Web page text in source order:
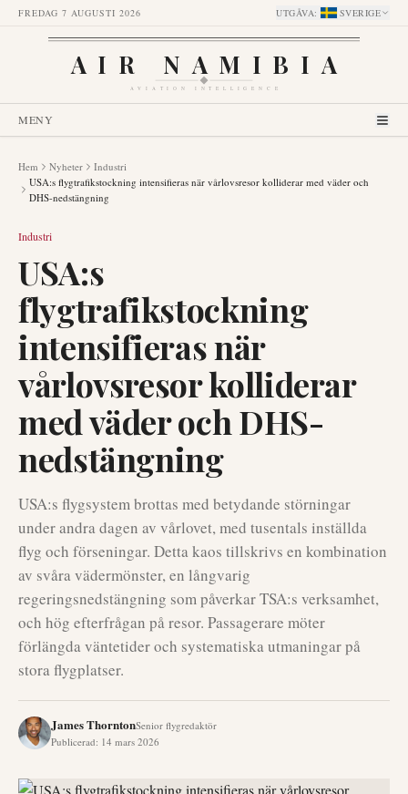
FREDAG 7 AUGUSTI 2026 UTGÅVA: SVERIGE
AIR NAMIBIA
AVIATION INTELLIGENCE
MENY
Hem Nyheter
Industri
USA:s flygtrafikstockning intensifieras när vårlovsresor kolliderar med väder och
DHS-nedstängning
Industri
USA:s
flygtrafikstockning
intensifieras när
vårlovsresor kolliderar
med väder och DHS-
nedstängning
USA:s flygsystem brottas med betydande störningar
under andra dagen av vårlovet, med tusentals inställda
flyg och förseningar. Detta kaos tillskrivs en kombination
av svåra vädermönster, en långvarig
regeringsnedstängning som påverkar TSA:s verksamhet,
och hög efterfrågan på resor. Passagerare möter
förlängda väntetider och systematiska utmaningar på
stora flygplatser.
James ThorntonSenior flygredaktör
Publicerad: 14 mars 2026